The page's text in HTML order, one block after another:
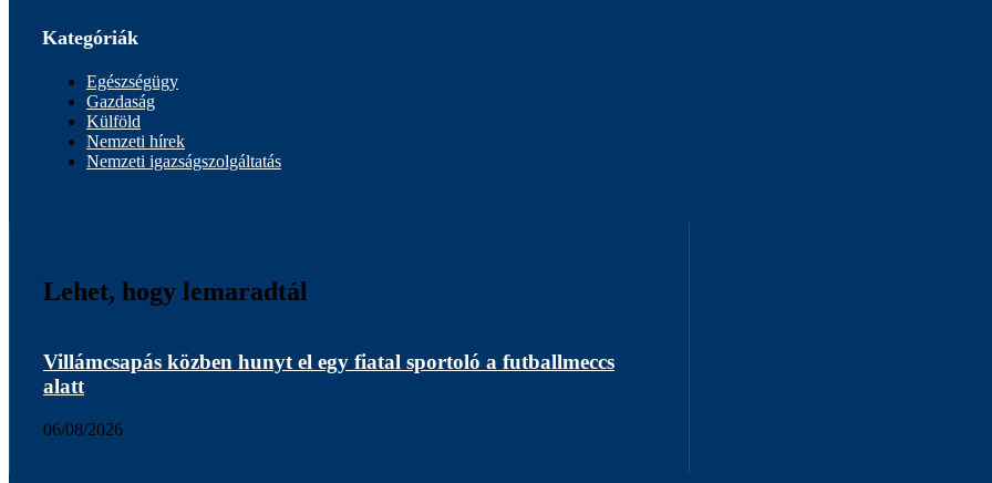
Kategóriák
Egészségügy
Gazdaság
Külföld
Nemzeti hírek
Nemzeti igazságszolgáltatás
Lehet, hogy lemaradtál
Villámcsapás közben hunyt el egy fiatal sportoló a futballmeccs
alatt
06/08/2026